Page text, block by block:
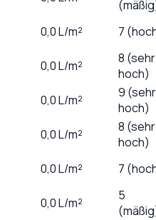
0,0L/m²
7
0,0L/m²
8 (sehr
hoch)
0,0L/m²
9 (sehr
hoch)
0,0L/m²
8 (sehr
hoch)
0,0L/m²
7
0,0L/m²
5